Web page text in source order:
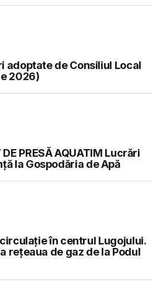
adoptate de Consiliul Local
2026)
PRESĂ AQUATIM Lucrări
la Gospodăria de Apă
în centrul Lugojului.
rețeaua de gaz de la Podul